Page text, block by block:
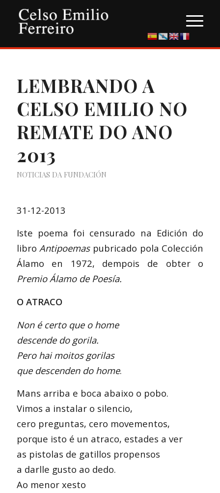
LEMBRANDO A
CELSO EMILIO NO
REMATE DO ANO
2013
NOTICIAS DA FUNDACIÓN
31-12-2013
Iste poema foi censurado na Edición do
libroAntipoemas pubricado pola Colección
Álamo en 1972, dempois de obter o
Premio Álamo de Poesía.
O ATRACO
Non é certo que o home
descende do gorila.
Pero hai moitos gorilas
que descenden do home.
Mans arriba e boca abaixo o pobo.
Vimos a instalar o silencio,
cero preguntas, cero movementos,
porque isto é un atraco, estades a ver
as pistolas de gatillos propensos
a darlle gusto ao dedo.
Ao menor xesto